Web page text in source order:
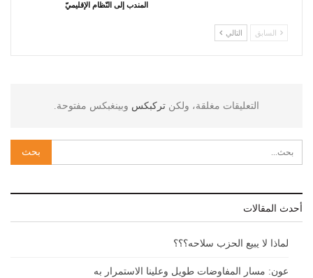
المندب إلى النّظام الإقليميّ
السابق التالي
التعليقات مغلقة، ولكن تركبكس وبينغبكس مفتوحة.
أحدث المقالات
لماذا لا يبيع الحزب سلاحه؟؟؟
عون: مسار المفاوضات طويل وعلينا الاستمرار به